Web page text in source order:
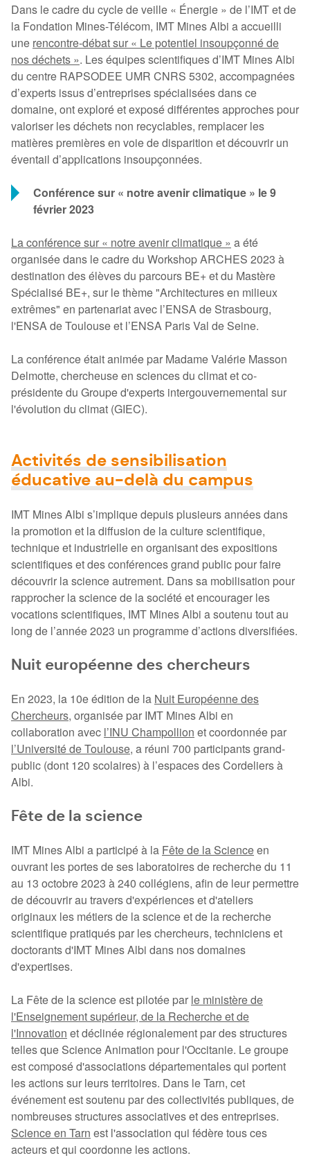
Dans le cadre du cycle de veille « Énergie » de l’IMT et de
la Fondation Mines-Télécom, IMT Mines Albi a accueilli
une rencontre-débat sur « Le potentiel insoupçonné de
nos déchets ». Les équipes scientifiques d’IMT Mines Albi
du centre RAPSODEE UMR CNRS 5302, accompagnées
d’experts issus d’entreprises spécialisées dans ce
domaine, ont exploré et exposé différentes approches pour
valoriser les déchets non recyclables, remplacer les
matières premières en voie de disparition et découvrir un
éventail d’applications insoupçonnées.
Conférence sur « notre avenir climatique » le 9
février 2023
La conférence sur « notre avenir climatique » a été
organisée dans le cadre du Workshop ARCHES 2023 à
destination des élèves du parcours BE+ et du Mastère
Spécialisé BE+, sur le thème "Architectures en milieux
extrêmes" en partenariat avec l’ENSA de Strasbourg,
l'ENSA de Toulouse et l’ENSA Paris Val de Seine.
La conférence était animée par Madame Valérie Masson
Delmotte, chercheuse en sciences du climat et co-
présidente du Groupe d'experts intergouvernemental sur
l'évolution du climat (GIEC).
Activités de sensibilisation
éducative au-delà du campus
IMT Mines Albi s’implique depuis plusieurs années dans
la promotion et la diffusion de la culture scientifique,
technique et industrielle en organisant des expositions
scientifiques et des conférences grand public pour faire
découvrir la science autrement. Dans sa mobilisation pour
rapprocher la science de la société et encourager les
vocations scientifiques, IMT Mines Albi a soutenu tout au
long de l’année 2023 un programme d’actions diversifiées.
Nuit européenne des chercheurs
En 2023, la 10e édition de la Nuit Européenne des
Chercheurs, organisée par IMT Mines Albi en
collaboration avec l’INU Champollion et coordonnée par
l’Université de Toulouse, a réuni 700 participants grand-
public (dont 120 scolaires) à l’espaces des Cordeliers à
Albi.
Fête de la science
IMT Mines Albi a participé à la Fête de la Scienceen
ouvrant les portes de ses laboratoires de recherche du 11
au 13 octobre 2023 à 240 collégiens, afin de leur permettre
de découvrir au travers d'expériences et d'ateliers
originaux les métiers de la science et de la recherche
scientifique pratiqués par les chercheurs, techniciens et
doctorants d'IMT Mines Albi dans nos domaines
d'expertises.
La Fête de la science est pilotée par le ministère de
l'Enseignement supérieur, de la Recherche et de
l'Innovation et déclinée régionalement par des structures
telles que Science Animation pour l'Occitanie. Le groupe
est composé d'associations départementales qui portent
les actions sur leurs territoires. Dans le Tarn, cet
événement est soutenu par des collectivités publiques, de
nombreuses structures associatives et des entreprises.
Science en Tarn est l'association qui fédère tous ces
acteurs et qui coordonne les actions.